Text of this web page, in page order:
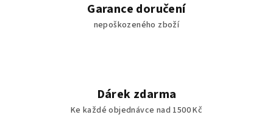
Garance doručení
nepoškozeného zboží
Dárek zdarma
Ke každé objednávce nad 1500 Kč